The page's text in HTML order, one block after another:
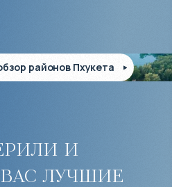
районов Пхукета
и
лучшие